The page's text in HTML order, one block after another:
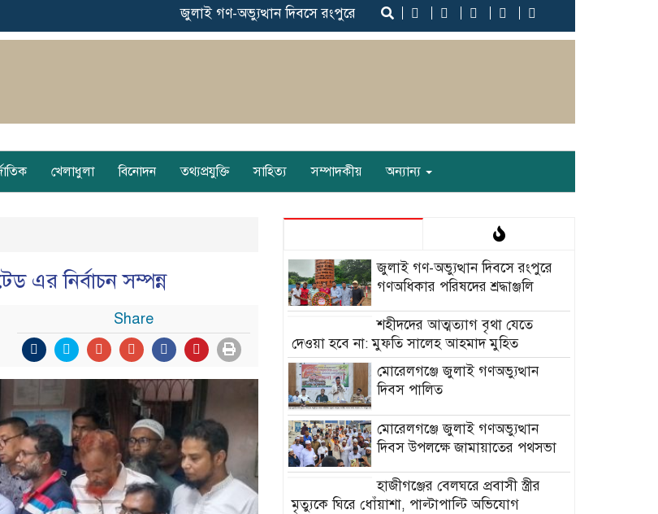
‎জুলাই গণ-অভ্যুত্থান দিবসে রংপুরে গণঅধিকার পরিষদের শ্রদ্ধাঞ্জলি ‎ ‎শহীদদের আত্মত্যাগ বৃথা
খেলাধুলা বিনোদন তথ্যপ্রযুক্তি সাহিত্য সম্পাদকীয় অন্যান্য
এর নির্বাচন সম্পন্ন
Share
‎জুলাই গণ-অভ্যুত্থান দিবসে রংপুরে
গণঅধিকার পরিষদের শ্রদ্ধাঞ্জলি ‎
‎শহীদদের আত্মত্যাগ বৃথা যেতে
দেওয়া হবে না: মুফতি সালেহ আহমাদ মুহিত ‎
মোরেলগঞ্জে জুলাই গণঅভ্যুত্থান
দিবস পালিত
মোরেলগঞ্জে জুলাই গণঅভ্যুত্থান
দিবস উপলক্ষে জামায়াতের পথসভা
হাজীগঞ্জের বেলঘরে প্রবাসী স্ত্রীর
মৃত্যুকে ঘিরে ধোঁয়াশা, পাল্টাপাল্টি অভিযোগ